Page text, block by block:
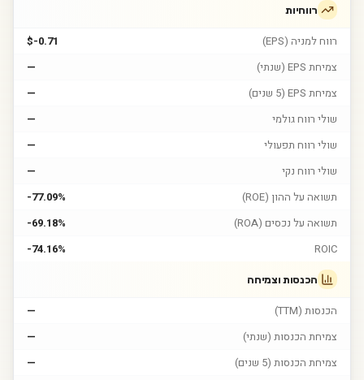
רווחיות
רווח למניה (EPS)
$-0.71
צמיחת EPS (שנתי)
—
צמיחת EPS (5 שנים)
—
שולי רווח גולמי
—
שולי רווח תפעולי
—
שולי רווח נקי
—
תשואה על ההון (ROE)
-77.09%
תשואה על נכסים (ROA)
-69.18%
ROIC
-74.16%
הכנסות וצמיחה
הכנסות (TTM)
—
צמיחת הכנסות (שנתי)
—
צמיחת הכנסות (5 שנים)
—